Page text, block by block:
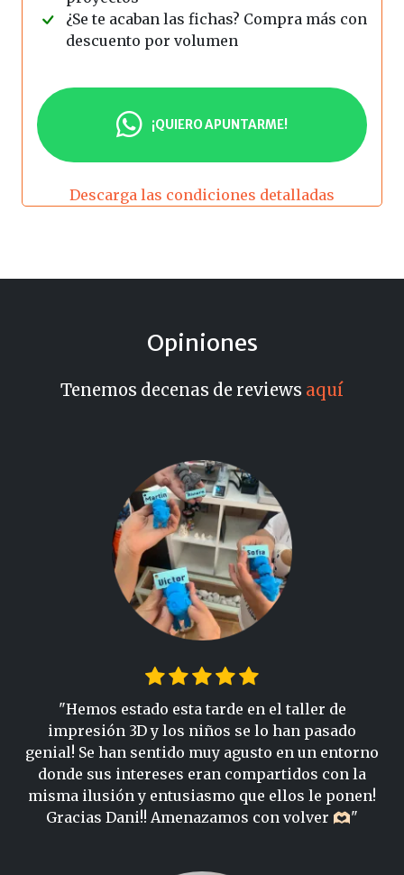
¿Se te acaban las fichas? Compra más con
descuento por volumen
¡QUIERO APUNTARME!
Descarga las condiciones detalladas
Opiniones
Tenemos decenas de reviews aquí
"Hemos estado esta tarde en el taller de
impresión 3D y los niños se lo han pasado
genial! Se han sentido muy agusto en un entorno
donde sus intereses eran compartidos con la
misma ilusión y entusiasmo que ellos le ponen!
Gracias Dani!! Amenazamos con volver 🫶🏻"